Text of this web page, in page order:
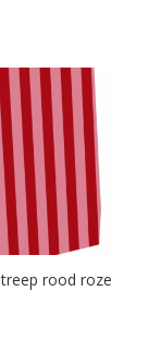
rood roze